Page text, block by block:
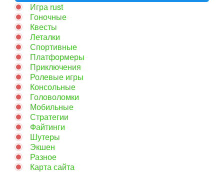
Игра rust
Гоночные
Квесты
Леталки
Спортивные
Платформеры
Приключения
Ролевые игры
Консольные
Головоломки
Мобильные
Стратегии
Файтинги
Шутеры
Экшен
Разное
Карта сайта